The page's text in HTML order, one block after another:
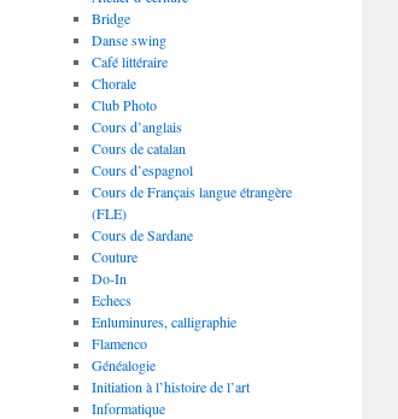
Bridge
Danse swing
Café littéraire
Chorale
Club Photo
Cours d’anglais
Cours de catalan
Cours d’espagnol
Cours de Français langue étrangère
(FLE)
Cours de Sardane
Couture
Do-In
Echecs
Enluminures, calligraphie
Flamenco
Généalogie
Initiation à l’histoire de l’art
Informatique